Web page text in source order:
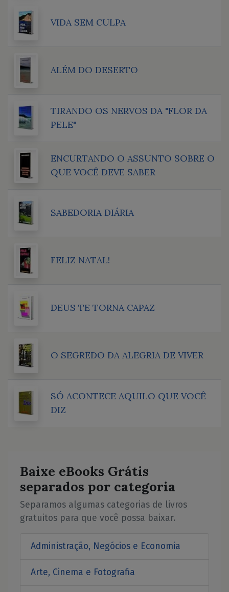
VIDA SEM CULPA
ALÉM DO DESERTO
TIRANDO OS NERVOS DA "FLOR DA
PELE"
ENCURTANDO O ASSUNTO SOBRE O
QUE VOCÊ DEVE SABER
SABEDORIA DIÁRIA
FELIZ NATAL!
DEUS TE TORNA CAPAZ
O SEGREDO DA ALEGRIA DE VIVER
SÓ ACONTECE AQUILO QUE VOCÊ
DIZ
Baixe eBooks Grátis
separados por categoria
Separamos algumas categorias de livros
gratuitos para que você possa baixar.
Administração, Negócios e Economia
Arte, Cinema e Fotografia